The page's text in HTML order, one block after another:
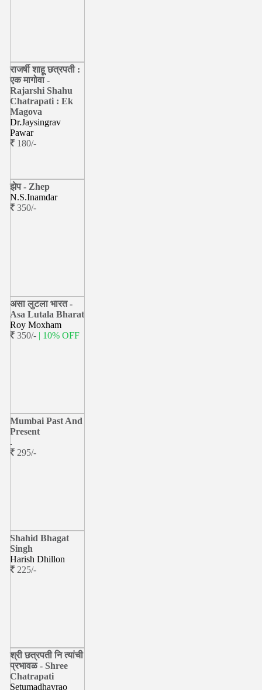
राजर्षी शाहू छत्रपती :
एक मागोवा -
Rajarshi Shahu
Chatrapati : Ek
Magova
Dr.Jaysingrav
Pawar
180/-
झेप - Zhep
N.S.Inamdar
350/-
असा लुटला भारत -
Asa Lutala Bharat
Roy Moxham
350/- | 10% OFF
Mumbai Past And
Present
.
295/-
Shahid Bhagat
Singh
Harish Dhillon
225/-
श्री छत्रपती नि त्यांची
प्रभावळ - Shree
Chatrapati
Setumadhavrao